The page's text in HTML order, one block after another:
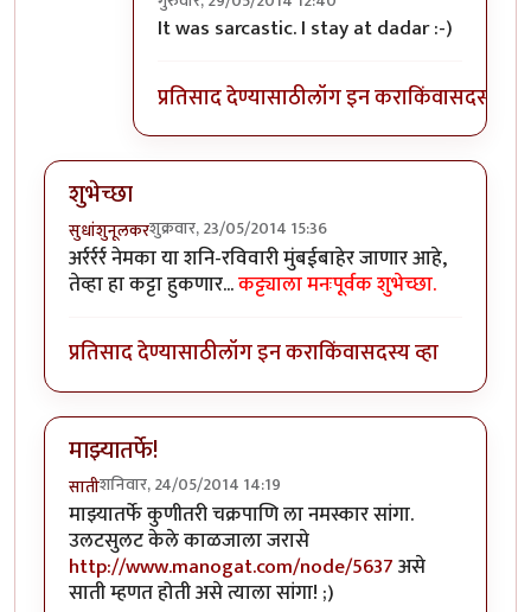
In reply toअरे बापरे!byप्रदीप
It was sarcastic. I stay at dadar :-)
प्रतिसाद देण्यासाठीलॉग इन कराकिंवासदस्य व्हा
शुभेच्छा
सुधांशुनूलकरशुक्रवार, 23/05/2014 15:36
अर्रर्रर्र नेमका या शनि-रविवारी मुंबईबाहेर जाणार आहे,
तेव्हा हा कट्टा हुकणार...कट्ट्याला मनःपूर्वक शुभेच्छा.
प्रतिसाद देण्यासाठीलॉग इन कराकिंवासदस्य व्हा
माझ्यातर्फे!
सातीशनिवार, 24/05/2014 14:19
माझ्यातर्फे कुणीतरी चक्रपाणि ला नमस्कार सांगा.
उलटसुलट केले काळजाला जरासे
http://www.manogat.com/node/5637असे
साती म्हणत होती असे त्याला सांगा! ;)